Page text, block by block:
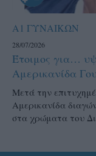
Α1 ΓΥΝΑΙΚΩΝ
28/07/2026
Έτοιμος για…
Αμερικανίδα
Μετά την
Αμερικανίδα
στα χρώματα του